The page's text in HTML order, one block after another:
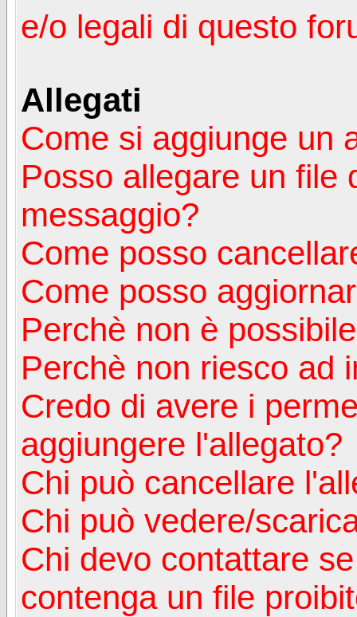
e/o legali di questo
Allegati
Come si aggiunge un
Posso allegare un file
messaggio?
Come posso
Come posso
Perchè non è
Perchè non riesco ad
Credo di avere i
aggiungere l'allegato?
Chi può cancellare
Chi può vedere/
Chi devo contattare
contenga un file